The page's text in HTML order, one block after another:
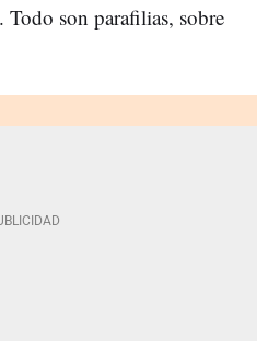
Todo son parafilias, sobre